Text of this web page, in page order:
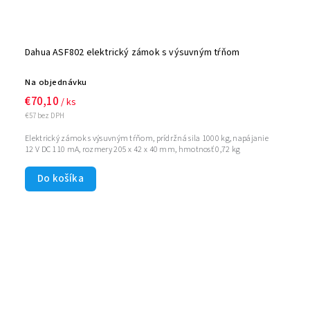
Dahua ASF802 elektrický zámok s výsuvným tŕňom
Na objednávku
€57 bez DPH
€70,10 / ks
Do košíka
Elektrický zámok s výsuvným tŕňom, prídržná sila 1000 kg, napájanie
12 V DC 110 mA, rozmery 205 x 42 x 40 mm, hmotnosť 0,72 kg